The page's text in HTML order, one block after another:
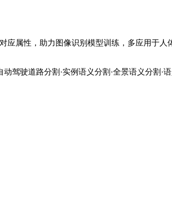
属性，助力图像识别模型训练，多应用于
动驾驶道路分割 ·实例语义分割 ·全景语义分割 ·